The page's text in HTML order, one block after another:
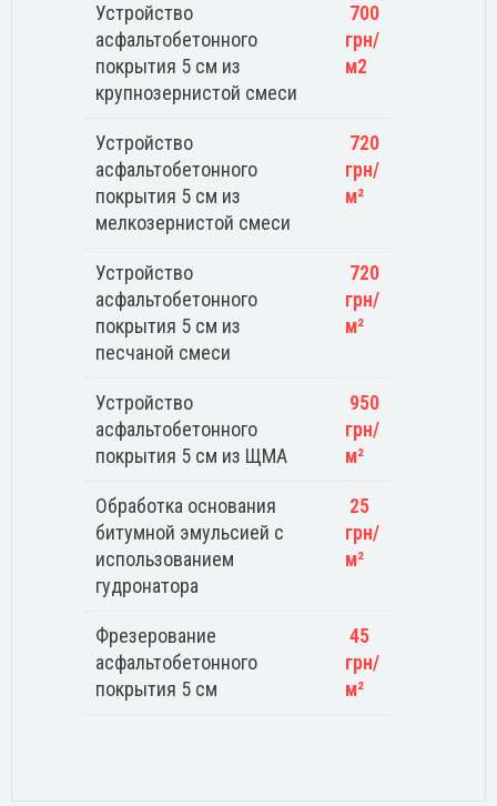
Устройство
асфальтобетонного
покрытия 5 см из
крупнозернистой смеси
700
грн/
м2
Устройство
асфальтобетонного
покрытия 5 см из
мелкозернистой смеси
720
грн/
м²
Устройство
асфальтобетонного
покрытия 5 см из
песчаной смеси
720
грн/
м²
Устройство
асфальтобетонного
покрытия 5 см из ЩМА
950
грн/
м²
Обработка основания
битумной эмульсией с
использованием
гудронатора
25
грн/
м²
Фрезерование
асфальтобетонного
покрытия 5 см
45
грн/
м²